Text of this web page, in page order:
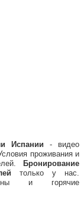
Испании - видео
проживания и
Бронирование
только у нас.
и горячие